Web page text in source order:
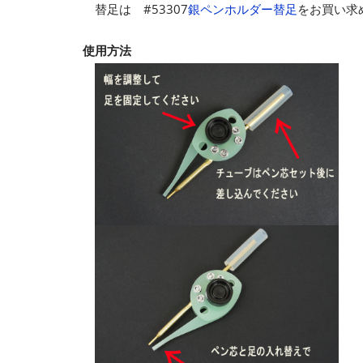
替足は #53307銀ペンホルダー替足 をお買い求
使用方法